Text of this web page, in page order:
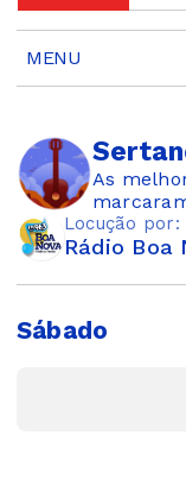
MENU
As
Locução por:
Rádio Boa
Sábado